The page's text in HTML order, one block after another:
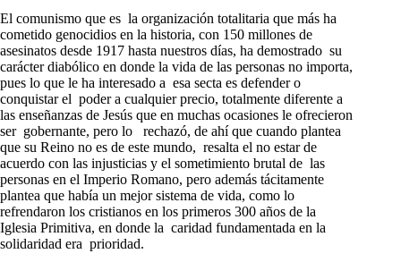
El comunismo que es la organización totalitaria que más ha
cometido genocidios en la historia, con 150 millones de
asesinatos desde 1917 hasta nuestros días, ha demostrado su
carácter diabólico en donde la vida de las personas no importa,
pues lo que le ha interesado a esa secta es defender o
conquistar el poder a cualquier precio, totalmente diferente a
las enseñanzas de Jesús que en muchas ocasiones le ofrecieron
ser gobernante, pero lo rechazó, de ahí que cuando plantea
que su Reino no es de este mundo, resalta el no estar de
acuerdo con las injusticias y el sometimiento brutal de las
personas en el Imperio Romano, pero además tácitamente
plantea que había un mejor sistema de vida, como lo
refrendaron los cristianos en los primeros 300 años de la
Iglesia Primitiva, en donde la caridad fundamentada en la
solidaridad era prioridad.